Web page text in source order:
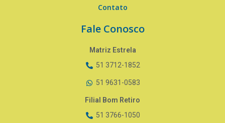
Contato
Fale Conosco
Matriz Estrela
51 3712-1852
51 9631-0583
Filial Bom Retiro
51 3766-1050